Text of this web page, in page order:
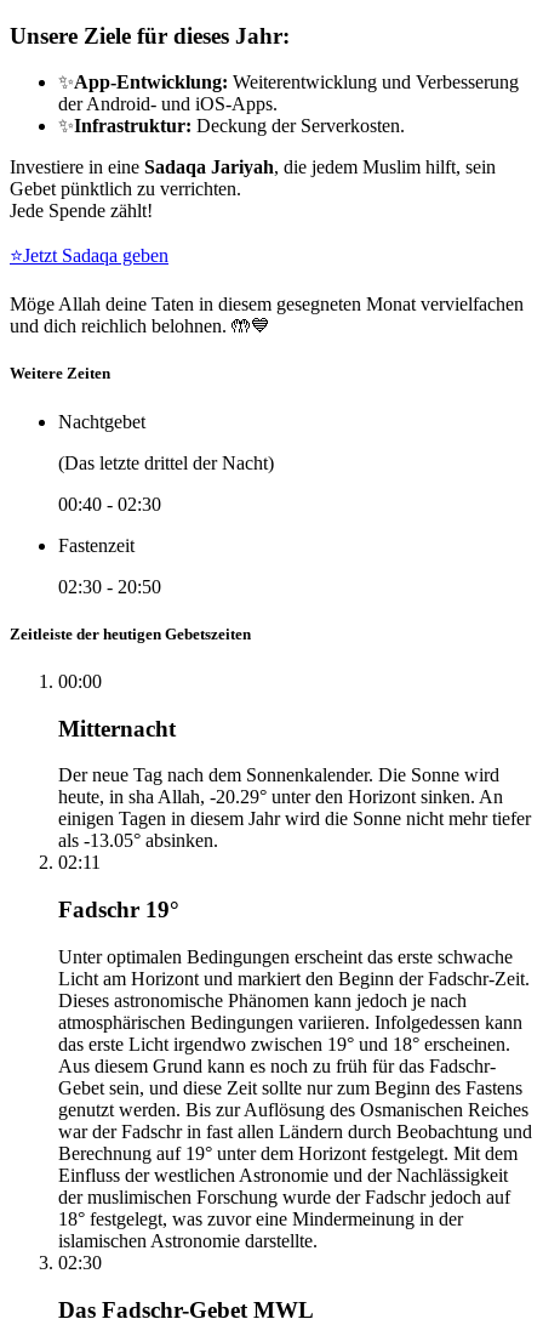
Unsere Ziele für dieses Jahr:
✨App-Entwicklung: Weiterentwicklung und Verbesserung
der Android- und iOS-Apps.
✨Infrastruktur: Deckung der Serverkosten.
Investiere in eine Sadaqa Jariyah, die jedem Muslim hilft, sein
Gebet pünktlich zu verrichten.
Jede Spende zählt!
⭐Jetzt Sadaqa geben
Möge Allah deine Taten in diesem gesegneten Monat vervielfachen
und dich reichlich belohnen. 🤲💙
Weitere Zeiten
Nachtgebet
(Das letzte drittel der Nacht)
00:40 - 02:30
Fastenzeit
02:30 - 20:50
Zeitleiste der heutigen Gebetszeiten
00:00
Mitternacht
Der neue Tag nach dem Sonnenkalender. Die Sonne wird
heute, in sha Allah, -20.29° unter den Horizont sinken. An
einigen Tagen in diesem Jahr wird die Sonne nicht mehr tiefer
als -13.05° absinken.
02:11
Fadschr 19°
Unter optimalen Bedingungen erscheint das erste schwache
Licht am Horizont und markiert den Beginn der Fadschr-Zeit.
Dieses astronomische Phänomen kann jedoch je nach
atmosphärischen Bedingungen variieren. Infolgedessen kann
das erste Licht irgendwo zwischen 19° und 18° erscheinen.
Aus diesem Grund kann es noch zu früh für das Fadschr-
Gebet sein, und diese Zeit sollte nur zum Beginn des Fastens
genutzt werden. Bis zur Auflösung des Osmanischen Reiches
war der Fadschr in fast allen Ländern durch Beobachtung und
Berechnung auf 19° unter dem Horizont festgelegt. Mit dem
Einfluss der westlichen Astronomie und der Nachlässigkeit
der muslimischen Forschung wurde der Fadschr jedoch auf
18° festgelegt, was zuvor eine Mindermeinung in der
islamischen Astronomie darstellte.
02:30
Das Fadschr-Gebet MWL